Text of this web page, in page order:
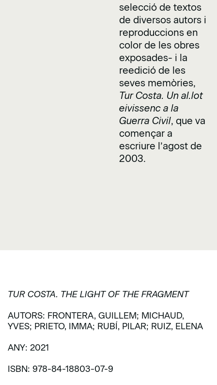
selecció de textos
de diversos autors i
reproduccions en
color de les obres
exposades- i la
reedició de les
seves memòries,
Tur Costa. Un al.lot
eivissenc a la
Guerra Civil, que va
començar a
escriure l’agost de
2003.
TUR COSTA. THE LIGHT OF THE FRAGMENT
AUTORS: FRONTERA, GUILLEM; MICHAUD,
YVES; PRIETO, IMMA; RUBÍ, PILAR; RUIZ, ELENA
ANY: 2021
ISBN: 978-84-18803-07-9